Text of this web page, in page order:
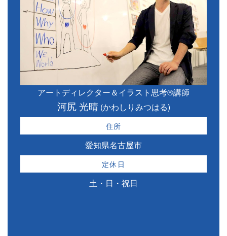
アートディレクター＆イラスト思考®講師
河尻 光晴(かわしりみつはる)
住所
愛知県名古屋市
定休日
土・日・祝日